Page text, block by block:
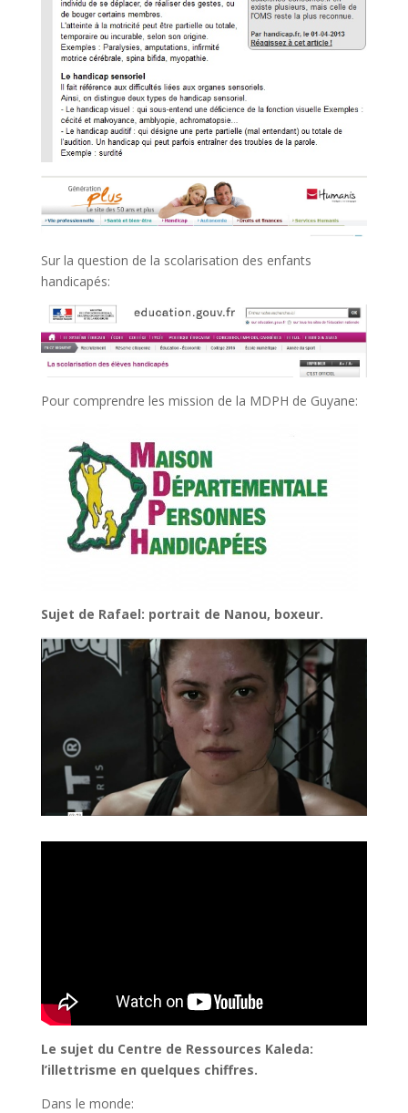
Sur la question de la scolarisation des enfants
handicapés:
Pour comprendre les mission de la MDPH de Guyane:
Sujet de Rafael: portrait de Nanou, boxeur.
Le sujet du Centre de Ressources Kaleda:
l’illettrisme en quelques chiffres.
Dans le monde: